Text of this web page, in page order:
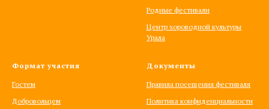
Родные фестивали
Центр хороводной культуры
Урала
Формат участия
Гостем
Добровольцем
Документы
Правила посещения фестиваля
Политика конфиденциальности